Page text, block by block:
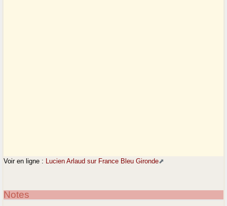
Voir en ligne : Lucien Arlaud sur France Bleu Gironde
Notes